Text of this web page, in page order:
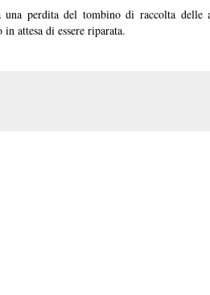
perdita del tombino di raccolta delle
attesa di essere riparata.